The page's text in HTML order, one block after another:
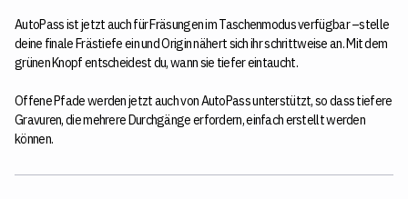
AutoPass ist jetzt auch für Fräsungen im Taschenmodus verfügbar –stelle
deine finale Frästiefe ein und Origin nähert sich ihr schrittweise an. Mit dem
grünen Knopf entscheidest du, wann sie tiefer eintaucht.
Offene Pfade werden jetzt auch von AutoPass unterstützt, so dass tiefere
Gravuren, die mehrere Durchgänge erfordern, einfach erstellt werden
können.